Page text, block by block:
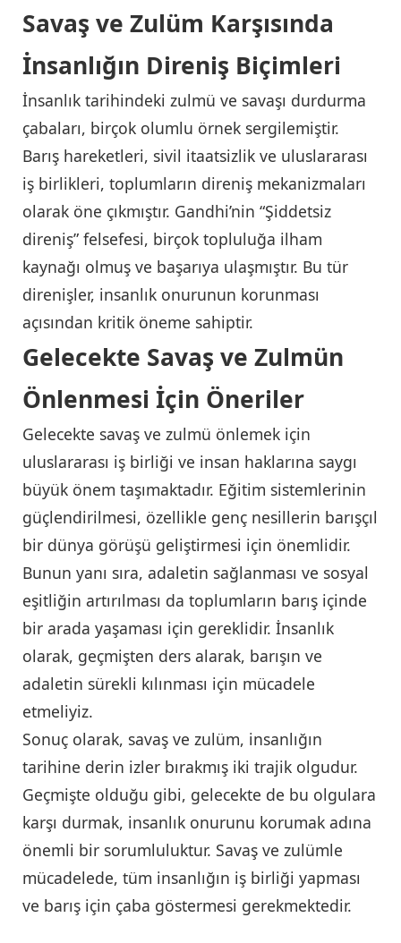
Savaş ve Zulüm Karşısında
İnsanlığın Direniş Biçimleri
İnsanlık tarihindeki zulmü ve savaşı durdurma
çabaları, birçok olumlu örnek sergilemiştir.
Barış hareketleri, sivil itaatsizlik ve uluslararası
iş birlikleri, toplumların direniş mekanizmaları
olarak öne çıkmıştır. Gandhi’nin “Şiddetsiz
direniş” felsefesi, birçok topluluğa ilham
kaynağı olmuş ve başarıya ulaşmıştır. Bu tür
direnişler, insanlık onurunun korunması
açısından kritik öneme sahiptir.
Gelecekte Savaş ve Zulmün
Önlenmesi İçin Öneriler
Gelecekte savaş ve zulmü önlemek için
uluslararası iş birliği ve insan haklarına saygı
büyük önem taşımaktadır. Eğitim sistemlerinin
güçlendirilmesi, özellikle genç nesillerin barışçıl
bir dünya görüşü geliştirmesi için önemlidir.
Bunun yanı sıra, adaletin sağlanması ve sosyal
eşitliğin artırılması da toplumların barış içinde
bir arada yaşaması için gereklidir. İnsanlık
olarak, geçmişten ders alarak, barışın ve
adaletin sürekli kılınması için mücadele
etmeliyiz.
Sonuç olarak, savaş ve zulüm, insanlığın
tarihine derin izler bırakmış iki trajik olgudur.
Geçmişte olduğu gibi, gelecekte de bu olgulara
karşı durmak, insanlık onurunu korumak adına
önemli bir sorumluluktur. Savaş ve zulümle
mücadelede, tüm insanlığın iş birliği yapması
ve barış için çaba göstermesi gerekmektedir.